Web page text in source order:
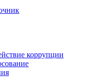
коррупции